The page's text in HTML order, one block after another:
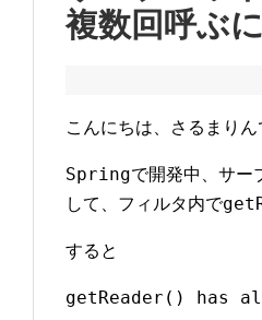
複数回呼ぶ
こんにちは、さるまりん
Springで開発中、サー
して、フィルタ内で
すると
getReader() has